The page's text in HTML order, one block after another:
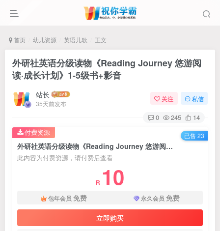
首页 幼儿资源 英语儿歌 正文
外研社英语分级读物《Reading Journey 悠游阅
读·成长计划》1-5级书+影音
站长
35天前发布
关注 私信
0 245 14
外研社英语分级读物《Reading Journey 悠游阅读·成长计划》1-5级书+影音
此内容为付费资源，请付费后查看
R 10
包年会员 免费 永久会员 免费
立即购买
付费资源 已售 23